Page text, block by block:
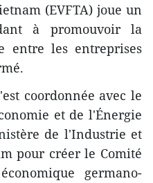
(EVFTA) joue un
à promouvoir la
entre les entreprises
coordonnée avec le
et de l'Énergie
de l'Industrie et
pour créer le Comité
germano-